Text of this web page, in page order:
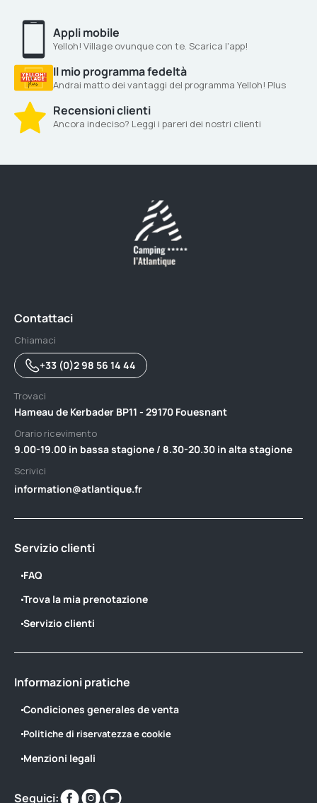
Appli mobile
Yelloh! Village ovunque con te. Scarica l'app!
Il mio programma fedeltà
Andrai matto dei vantaggi del programma Yelloh! Plus
Recensioni clienti
Ancora indeciso? Leggi i pareri dei nostri clienti
Contattaci
Chiamaci
+33 (0)2 98 56 14 44
Trovaci
Hameau de Kerbader BP11 - 29170 Fouesnant
Orario ricevimento
9.00-19.00 in bassa stagione / 8.30-20.30 in alta stagione
Scrivici
information@atlantique.fr
Servizio clienti
FAQ
Trova la mia prenotazione
Servizio clienti
Informazioni pratiche
Condiciones generales de venta
Politiche di riservatezza e cookie
Menzioni legali
Seguici:
TrovaciTrovaci